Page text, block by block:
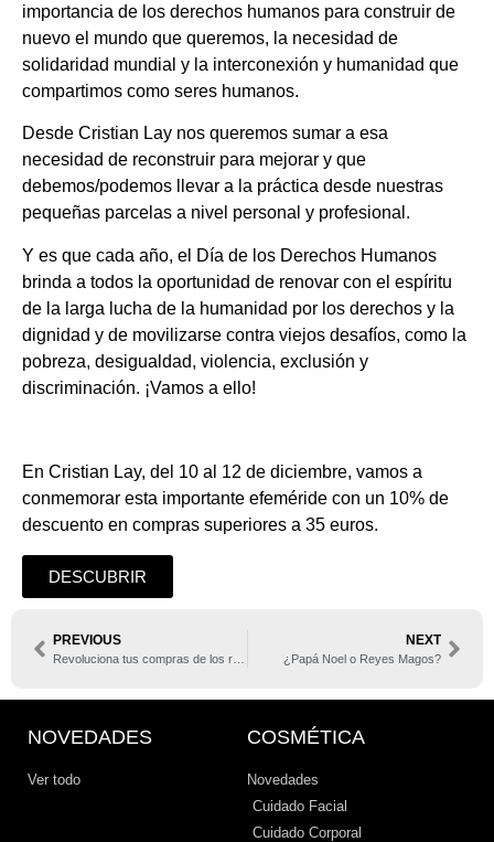
importancia de los derechos humanos para construir de
nuevo el mundo que queremos, la necesidad de
solidaridad mundial y la interconexión y humanidad que
compartimos como seres humanos.
Desde Cristian Lay nos queremos sumar a esa
necesidad de reconstruir para mejorar y que
debemos/podemos llevar a la práctica desde nuestras
pequeñas parcelas a nivel personal y profesional.
Y es que cada año, el Día de los Derechos Humanos
brinda a todos la oportunidad de renovar con el espíritu
de la larga lucha de la humanidad por los derechos y la
dignidad y de movilizarse contra viejos desafíos, como la
pobreza, desigualdad, violencia, exclusión y
discriminación. ¡Vamos a ello!
En Cristian Lay, del 10 al 12 de diciembre, vamos a
conmemorar esta importante efeméride con un 10% de
descuento en compras superiores a 35 euros.
DESCUBRIR
PREVIOUS NEXT
¿Papá Noel o Reyes Magos?
NOVEDADES
Ver todo
COSMÉTICA
Novedades
Cuidado Facial
Cuidado Corporal